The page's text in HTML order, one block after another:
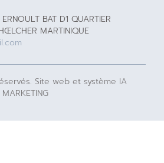
BAT D1 QUARTIER
MARTINIQUE
Site web et système IA